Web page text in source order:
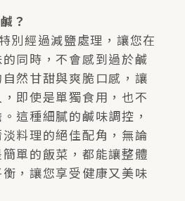
？
別經過減鹽處理，讓您在
同時，不會感到過於鹹
然甘甜與爽脆口感，讓
即使是單獨食用，也不
這種細膩的鹹味調控，
料理的絕佳配角，無論
單的飯菜，都能讓整體
，讓您享受健康又美味